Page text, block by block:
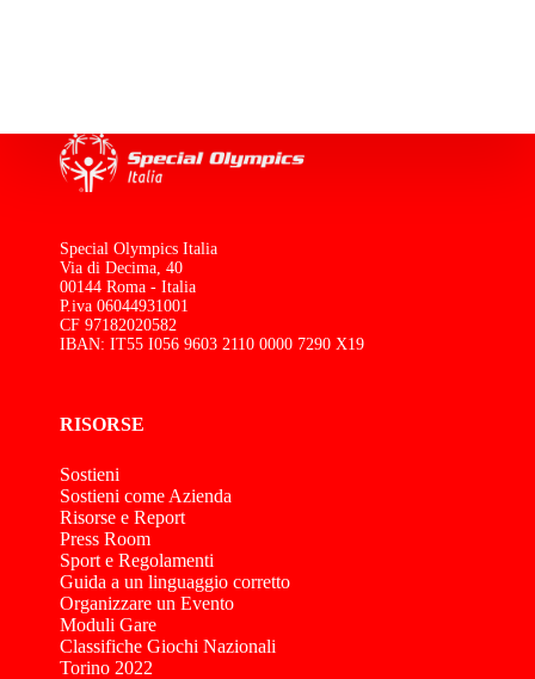
Special Olympics Italia
Via di Decima, 40
00144 Roma - Italia
P.iva 06044931001
CF 97182020582
IBAN: IT55 I056 9603 2110 0000 7290 X19
RISORSE
Sostieni
Sostieni come Azienda
Risorse e Report
Press Room
Sport e Regolamenti
Guida a un linguaggio corretto
Organizzare un Evento
Moduli Gare
Classifiche Giochi Nazionali
Torino 2022